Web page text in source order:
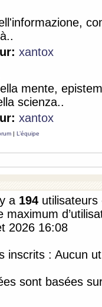
xantox
mente,
scienza..
xantox
| L’équipe
a 194
maximum
2026 16:08
inscrits : Aucun
sont basées